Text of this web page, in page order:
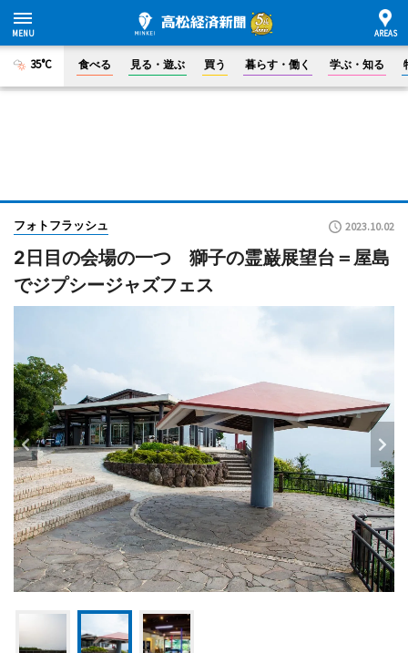
35°C 食べる 見る・遊ぶ 買う 暮らす・働く 学ぶ・知る
フォトフラッシュ 2023.10.02
2日目の会場の一つ 獅子の霊巌展望台＝屋島
でジプシージャズフェス